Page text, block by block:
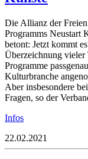
Die Allianz der
Programms Neustart
betont: Jetzt kommt
Überzeichnung vieler
Programme
Kulturbranche
Aber insbesondere
Fragen, so der
Infos
22.02.2021